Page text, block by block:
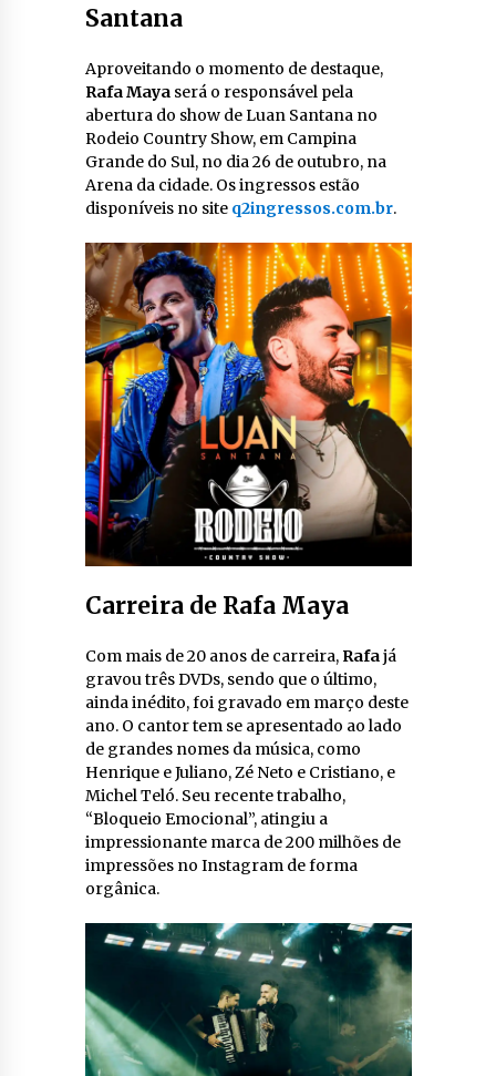
Santana
Aproveitando o momento de destaque,
Rafa Mayaserá o responsável pela
abertura do show de Luan Santana no
Rodeio Country Show, em Campina
Grande do Sul, no dia 26 de outubro, na
Arena da cidade. Os ingressos estão
disponíveis no site q2ingressos.com.br.
Carreira de Rafa Maya
Com mais de 20 anos de carreira, Rafajá
gravou três DVDs, sendo que o último,
ainda inédito, foi gravado em março deste
ano. O cantor tem se apresentado ao lado
de grandes nomes da música, como
Henrique e Juliano, Zé Neto e Cristiano, e
Michel Teló. Seu recente trabalho,
“Bloqueio Emocional”, atingiu a
impressionante marca de 200 milhões de
impressões no Instagram de forma
orgânica.